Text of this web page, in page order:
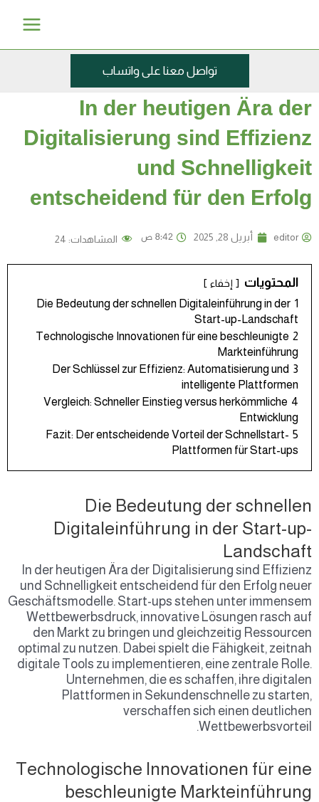
In
المشاهدات: 24
Die Bedeutung der
Technologische
Der Schlüssel
Vergleich:
Fazit: Der
Die
In der heutigen Ära
und Schnelligkeit
Geschäftsmodelle.
Wettbewerbsdruck,
den Markt zu
optimal zu nutzen.
digitale Tools zu
Plattformen